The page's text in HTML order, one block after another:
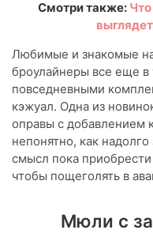
Смотри также:
Любимые и знакомые
броулайнеры все еще
повседневными
кэжуал. Одна из
оправы с добавлением
непонятно, как
смысл пока
чтобы пощеголять в
Мюли с